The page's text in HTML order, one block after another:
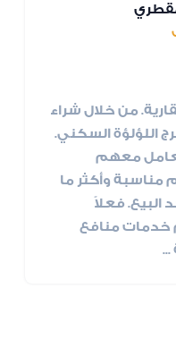
من خلال شراء
السكني.
معهم
وأكثر ما
فعلاً
خدمات منافع
...